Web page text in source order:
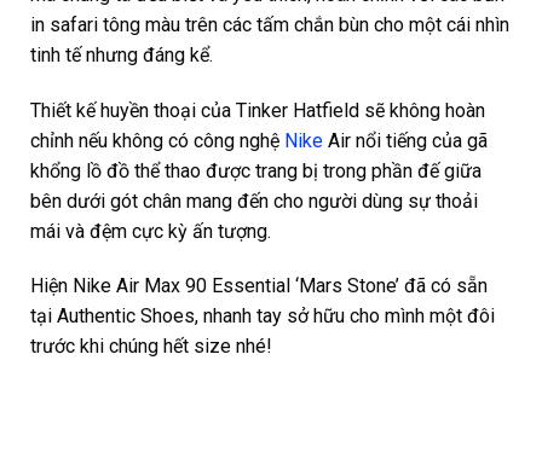
in safari tông màu trên các tấm chắn bùn cho một cái nhìn
tinh tế nhưng đáng kể.
Thiết kế huyền thoại của Tinker Hatfield sẽ không hoàn
chỉnh nếu không có công nghệ Nike Air nổi tiếng của gã
khổng lồ đồ thể thao được trang bị trong phần đế giữa
bên dưới gót chân mang đến cho người dùng sự thoải
mái và đệm cực kỳ ấn tượng.
Hiện Nike Air Max 90 Essential ‘Mars Stone’ đã có sẵn
tại Authentic Shoes, nhanh tay sở hữu cho mình một đôi
trước khi chúng hết size nhé!